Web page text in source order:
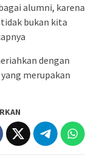
alumni, karena
bukan kita
dengan
merupakan